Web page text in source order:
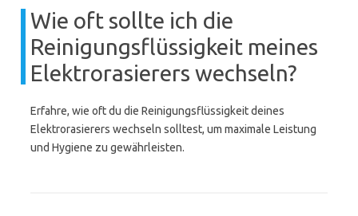
Wie oft sollte ich die
Reinigungsflüssigkeit meines
Elektrorasierers wechseln?
Erfahre, wie oft du die Reinigungsflüssigkeit deines
Elektrorasierers wechseln solltest, um maximale Leistung
und Hygiene zu gewährleisten.